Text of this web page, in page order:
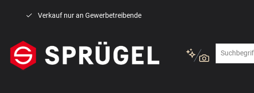
Verkauf nur an Gewerbetreibende